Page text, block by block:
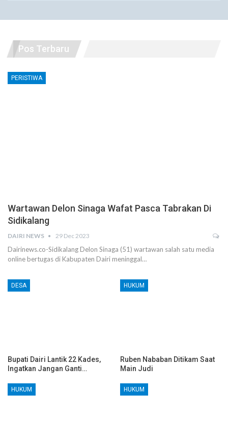
Pos Terbaru
PERISTIWA
Wartawan Delon Sinaga Wafat Pasca Tabrakan Di
Sidikalang
DAIRI NEWS 29 Dec 2023
Dairinews.co-Sidikalang Delon Sinaga (51) wartawan salah satu media
online bertugas di Kabupaten Dairi meninggal…
DESA
Bupati Dairi Lantik 22 Kades,
Ingatkan Jangan Ganti…
HUKUM
Ruben Nababan Ditikam Saat
Main Judi
HUKUM HUKUM